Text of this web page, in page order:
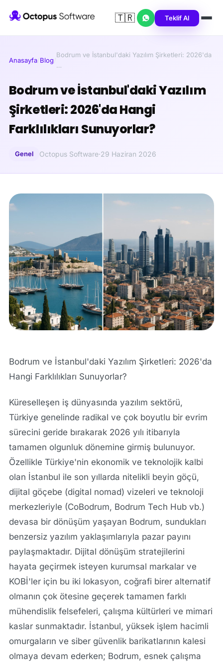
🇹🇷 Teklif Al
Anasayfa/Blog/
Bodrum ve İstanbul'daki Yazılım Şirketleri: 2026'da
…
Bodrum ve İstanbul'daki Yazılım
Şirketleri: 2026'da Hangi
Farklılıkları Sunuyorlar?
Genel Octopus Software·29 Haziran 2026
Bodrum ve İstanbul'daki Yazılım Şirketleri: 2026'da
Hangi Farklılıkları Sunuyorlar?
Küreselleşen iş dünyasında yazılım sektörü,
Türkiye genelinde radikal ve çok boyutlu bir evrim
sürecini geride bırakarak 2026 yılı itibarıyla
tamamen olgunluk dönemine girmiş bulunuyor.
Özellikle Türkiye'nin ekonomik ve teknolojik kalbi
olan İstanbul ile son yıllarda nitelikli beyin göçü,
dijital göçebe (digital nomad) vizeleri ve teknoloji
merkezleriyle (CoBodrum, Bodrum Tech Hub vb.)
devasa bir dönüşüm yaşayan Bodrum, sundukları
benzersiz yazılım yaklaşımlarıyla pazar payını
paylaşmaktadır. Dijital dönüşüm stratejilerini
hayata geçirmek isteyen kurumsal markalar ve
KOBİ'ler için bu iki lokasyon, coğrafi birer alternatif
olmanın çok ötesine geçerek tamamen farklı
mühendislik felsefeleri, çalışma kültürleri ve mimari
kaslar sunmaktadır. İstanbul, yüksek işlem hacimli
omurgaların ve siber güvenlik barikatlarının kalesi
olmaya devam ederken; Bodrum, esnek çalışma